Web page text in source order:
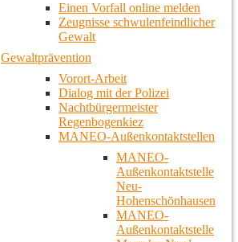
Einen Vorfall online melden
Zeugnisse schwulenfeindlicher
Gewalt
Gewaltprävention
Vorort-Arbeit
Dialog mit der Polizei
Nachtbürgermeister
Regenbogenkiez
MANEO-Außenkontaktstellen
MANEO-
Außenkontaktstelle
Neu-
Hohenschönhausen
MANEO-
Außenkontaktstelle